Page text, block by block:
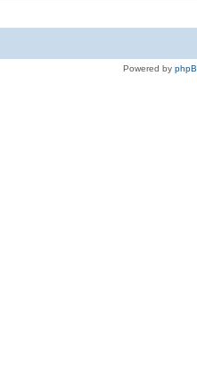
Powered by